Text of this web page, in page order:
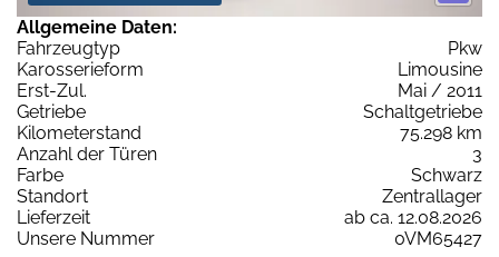
Allgemeine Daten:
Fahrzeugtyp
Pkw
Karosserieform
Limousine
Erst-Zul.
Mai / 2011
Getriebe
Schaltgetriebe
Kilometerstand
75.298 km
Anzahl der Türen
3
Farbe
Schwarz
Standort
Zentrallager
Lieferzeit
ab ca. 12.08.2026
Unsere Nummer
0VM65427